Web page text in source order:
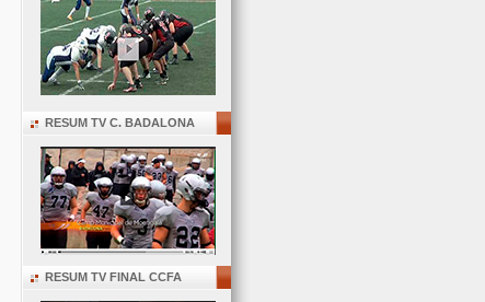
RESUM TV C. BADALONA
RESUM TV FINAL CCFA